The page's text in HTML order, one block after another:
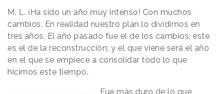
M. L. ¡Ha sido un año muy intenso! Con muchos
cambios. En realidad nuestro plan lo dividimos en
tres años. El año pasado fue el de los cambios; este
es el de la reconstrucción; y el que viene será el año
en el que se empiece a consolidar todo lo que
hicimos este tiempo.
Fue más duro de lo que